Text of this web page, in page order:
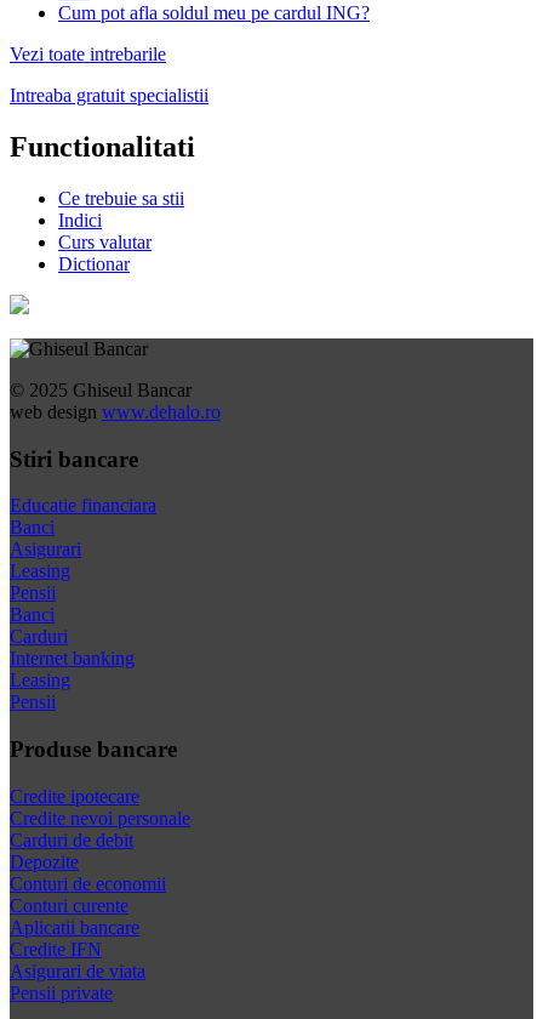
Cum pot afla soldul meu pe cardul ING?
Vezi toate intrebarile
Intreaba gratuit specialistii
Functionalitati
Ce trebuie sa stii
Indici
Curs valutar
Dictionar
© 2025 Ghiseul Bancar
web design www.dehalo.ro
Stiri bancare
Educatie financiara
Banci
Asigurari
Leasing
Pensii
Banci
Carduri
Internet banking
Leasing
Pensii
Produse bancare
Credite ipotecare
Credite nevoi personale
Carduri de debit
Depozite
Conturi de economii
Conturi curente
Aplicatii bancare
Credite IFN
Asigurari de viata
Pensii private